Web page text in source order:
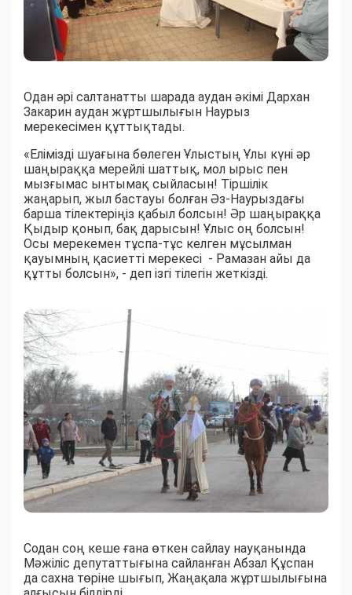
Одан әрі салтанатты шарада аудан әкімі Дархан
Закарин аудан жұртшылығын Наурыз
мерекесімен құттықтады.
«Елімізді шуағына бөлеген Ұлыстың Ұлы күні әр
шаңыраққа мерейлі шаттық, мол ырыс пен
мызғымас ынтымақ сыйласын! Тіршілік
жаңарып, жыл бастауы болған Әз-Наурыздағы
барша тілектеріңіз қабыл болсын! Әр шаңыраққа
Қыдыр қонып, бақ дарысын! Ұлыс оң болсын!
Осы мерекемен тұспа-тұс келген мұсылман
қауымның қасиетті мерекесі - Рамазан айы да
құтты болсын», - деп ізгі тілегін жеткізді.
Содан соң кеше ғана өткен сайлау науқанында
Мәжіліс депутаттығына сайланған Абзал Құспан
да сахна төріне шығып, Жаңақала жұртшылығына